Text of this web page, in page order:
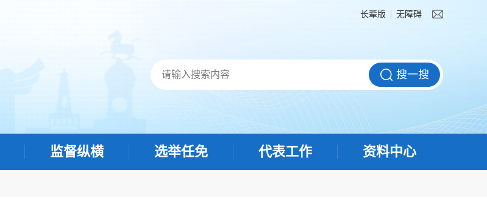
长辈版 无障碍
监督纵横 选举任免 代表工作 资料中心